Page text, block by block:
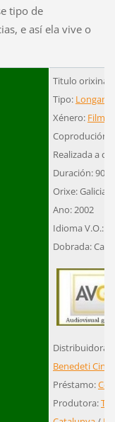
tipo de
e así ela vive o
Titulo orixinal:
Tipo:
Xénero: Filme
Coprodución
Realizada a cor
Duración: 90´
Orixe: Galicia-
Ano: 2002
Idioma V.O.:
Dobrada:
Distribuidora:
Benedeti
Préstamo:
Produtora: